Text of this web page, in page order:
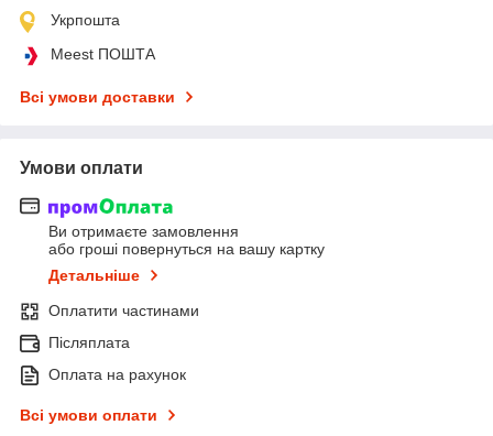
Укрпошта
Meest ПОШТА
Всі умови доставки
Умови оплати
Ви отримаєте замовлення
або гроші повернуться на вашу картку
Детальніше
Оплатити частинами
Післяплата
Оплата на рахунок
Всі умови оплати